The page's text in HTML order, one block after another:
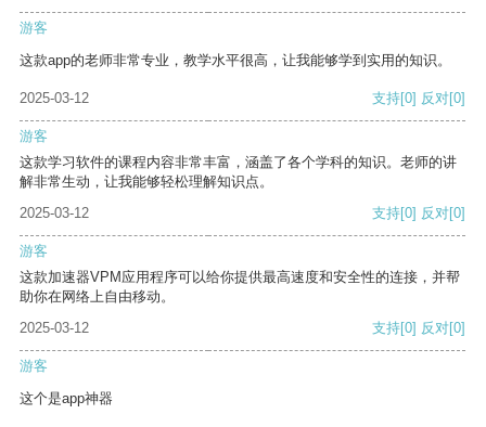
游客
这款app的老师非常专业，教学水平很高，让我能够学到实用的知识。
2025-03-12 支持[0] 反对[0]
游客
这款学习软件的课程内容非常丰富，涵盖了各个学科的知识。老师的讲
解非常生动，让我能够轻松理解知识点。
2025-03-12
支持[0] 反对[0]
游客
这款加速器VPM应用程序可以给你提供最高速度和安全性的连接，并帮
助你在网络上自由移动。
2025-03-12
支持[0] 反对[0]
游客
这个是app神器